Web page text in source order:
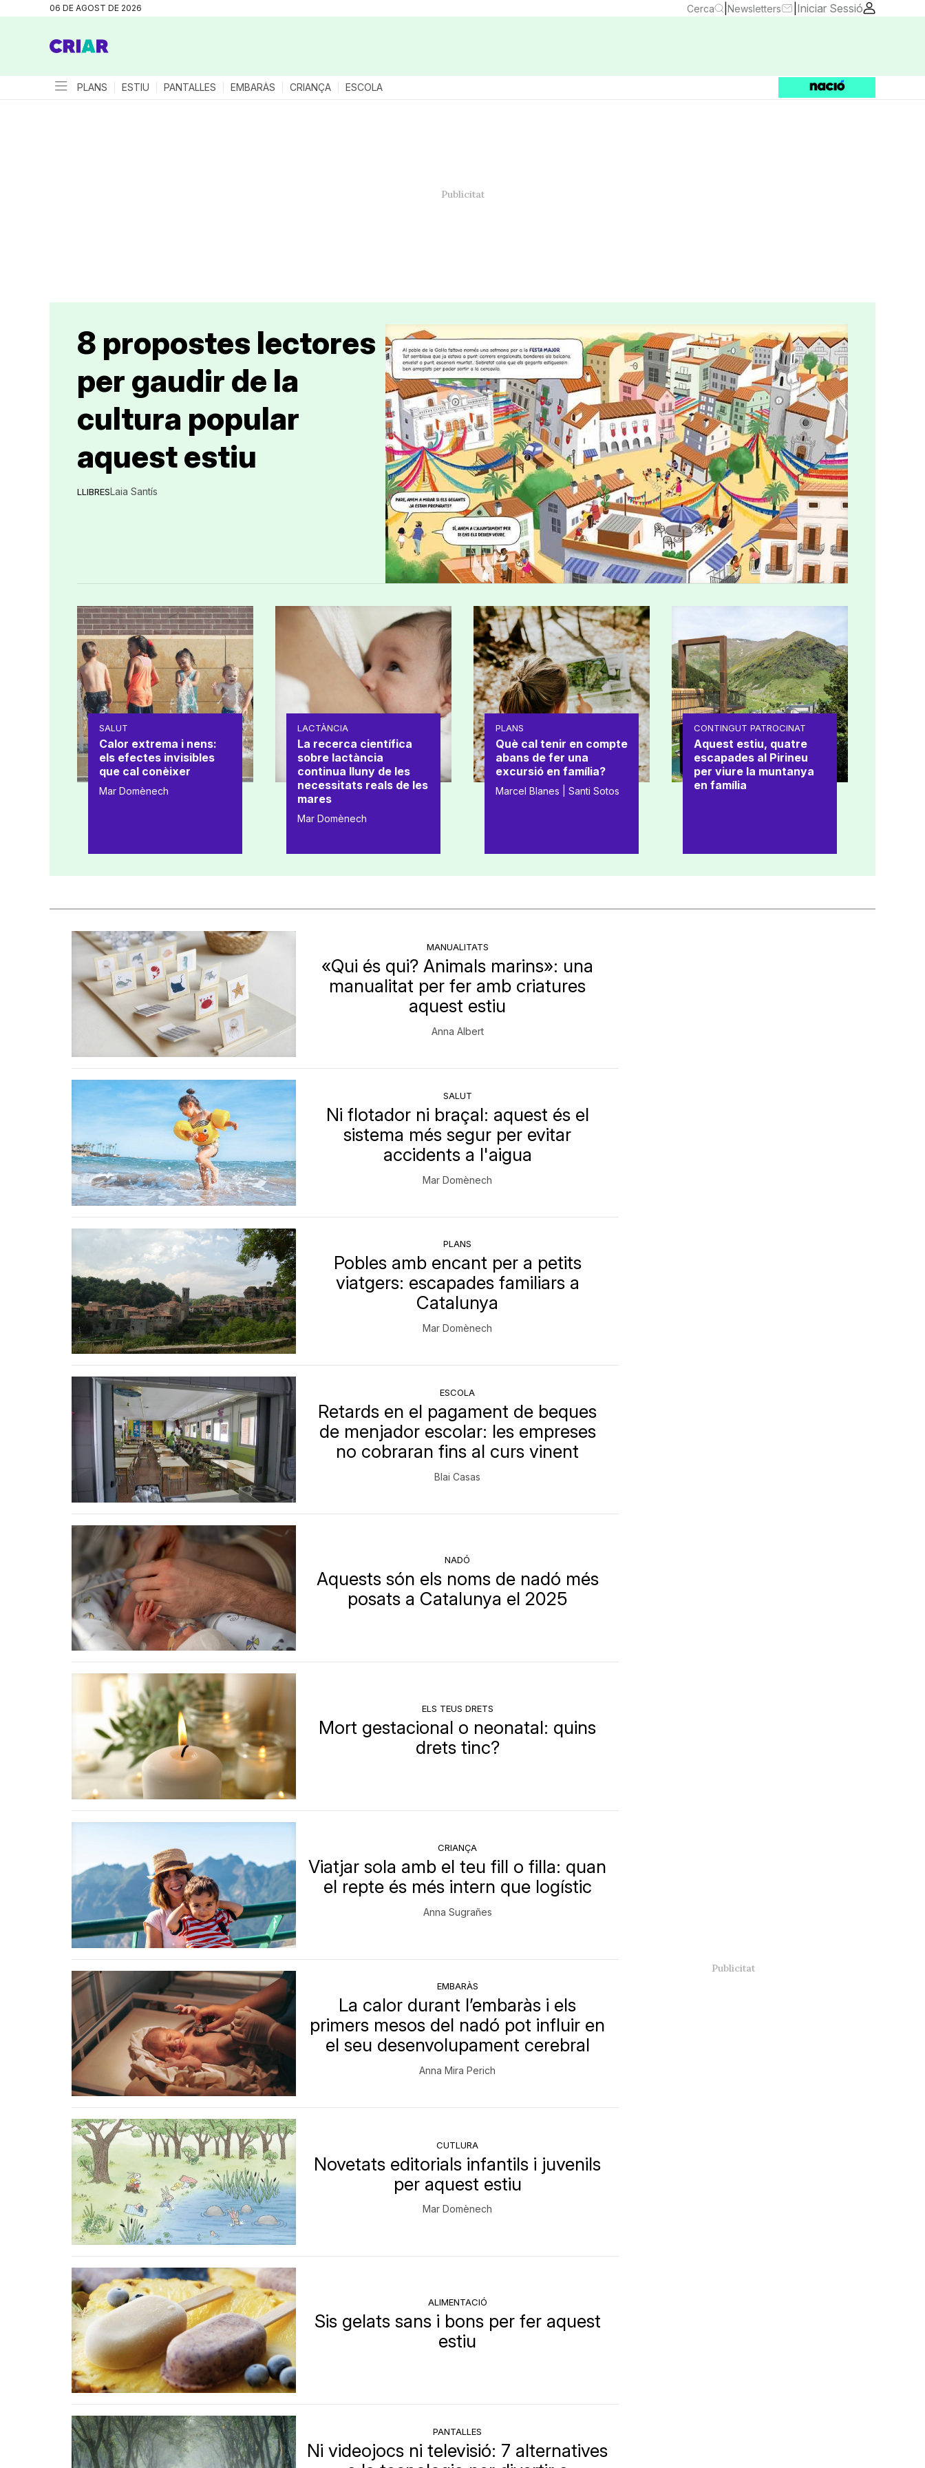
06 DE AGOST DE 2026 Cerca Newsletters Iniciar Sessió
PLANS ESTIU PANTALLES EMBARÀS CRIANÇA ESCOLA
LLIBRES
8 propostes lectores
per gaudir de la
cultura popular
aquest estiu
Laia Santís
SALUT
Calor extrema i nens:
els efectes invisibles
que cal conèixer
Mar Domènech
LACTÀNCIA
La recerca científica
sobre lactància
continua lluny de les
necessitats reals de les
mares
Mar Domènech
PLANS
Què cal tenir en compte
abans de fer una
excursió en família?
Marcel Blanes | Santi Sotos
CONTINGUT PATROCINAT
Aquest estiu, quatre
escapades al Pirineu
per viure la muntanya
en família
MANUALITATS
«Qui és qui? Animals marins»: una
manualitat per fer amb criatures
aquest estiu
Anna Albert
SALUT
Ni flotador ni braçal: aquest és el
sistema més segur per evitar
accidents a l'aigua
Mar Domènech
PLANS
Pobles amb encant per a petits
viatgers: escapades familiars a
Catalunya
Mar Domènech
ESCOLA
Retards en el pagament de beques
de menjador escolar: les empreses
no cobraran fins al curs vinent
Blai Casas
NADÓ
Aquests són els noms de nadó més
posats a Catalunya el 2025
ELS TEUS DRETS
Mort gestacional o neonatal: quins
drets tinc?
CRIANÇA
Viatjar sola amb el teu fill o filla: quan
el repte és més intern que logístic
Anna Sugrañes
EMBARÀS
La calor durant l’embaràs i els
primers mesos del nadó pot influir en
el seu desenvolupament cerebral
Anna Mira Perich
CUTLURA
Novetats editorials infantils i juvenils
per aquest estiu
Mar Domènech
ALIMENTACIÓ
Sis gelats sans i bons per fer aquest
estiu
PANTALLES
Ni videojocs ni televisió: 7 alternatives